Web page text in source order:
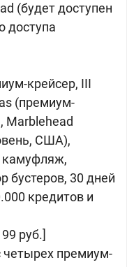
(будет доступен
доступа
крейсер, III
(премиум-
Marblehead
США),
камуфляж,
бустеров, 30 дней
кредитов и
руб.]
четырех премиум-